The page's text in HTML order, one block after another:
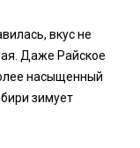
вкус не
Даже Райское
насыщенный
зимует